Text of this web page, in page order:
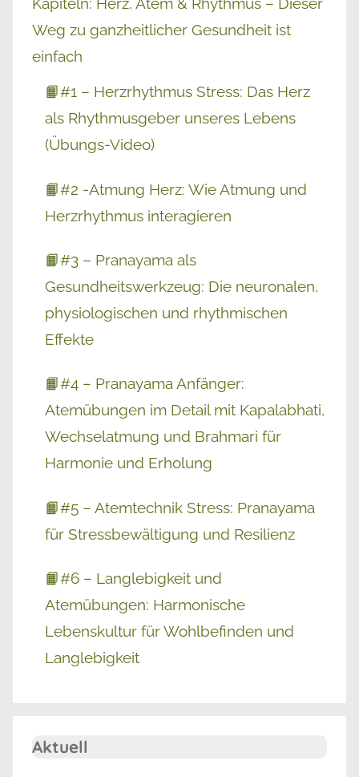
Weg zu ganzheitlicher Gesundheit ist
einfach
📙#1 – Herzrhythmus Stress: Das Herz
als Rhythmusgeber unseres Lebens
(Übungs-Video)
📙#2 -Atmung Herz: Wie Atmung und
Herzrhythmus interagieren
📙#3 – Pranayama als
Gesundheitswerkzeug: Die neuronalen,
physiologischen und rhythmischen
Effekte
📙#4 – Pranayama Anfänger:
Atemübungen im Detail mit Kapalabhati,
Wechselatmung und Brahmari für
Harmonie und Erholung
📙#5 – Atemtechnik Stress: Pranayama
für Stressbewältigung und Resilienz
📙#6 – Langlebigkeit und
Atemübungen: Harmonische
Lebenskultur für Wohlbefinden und
Langlebigkeit
Aktuell